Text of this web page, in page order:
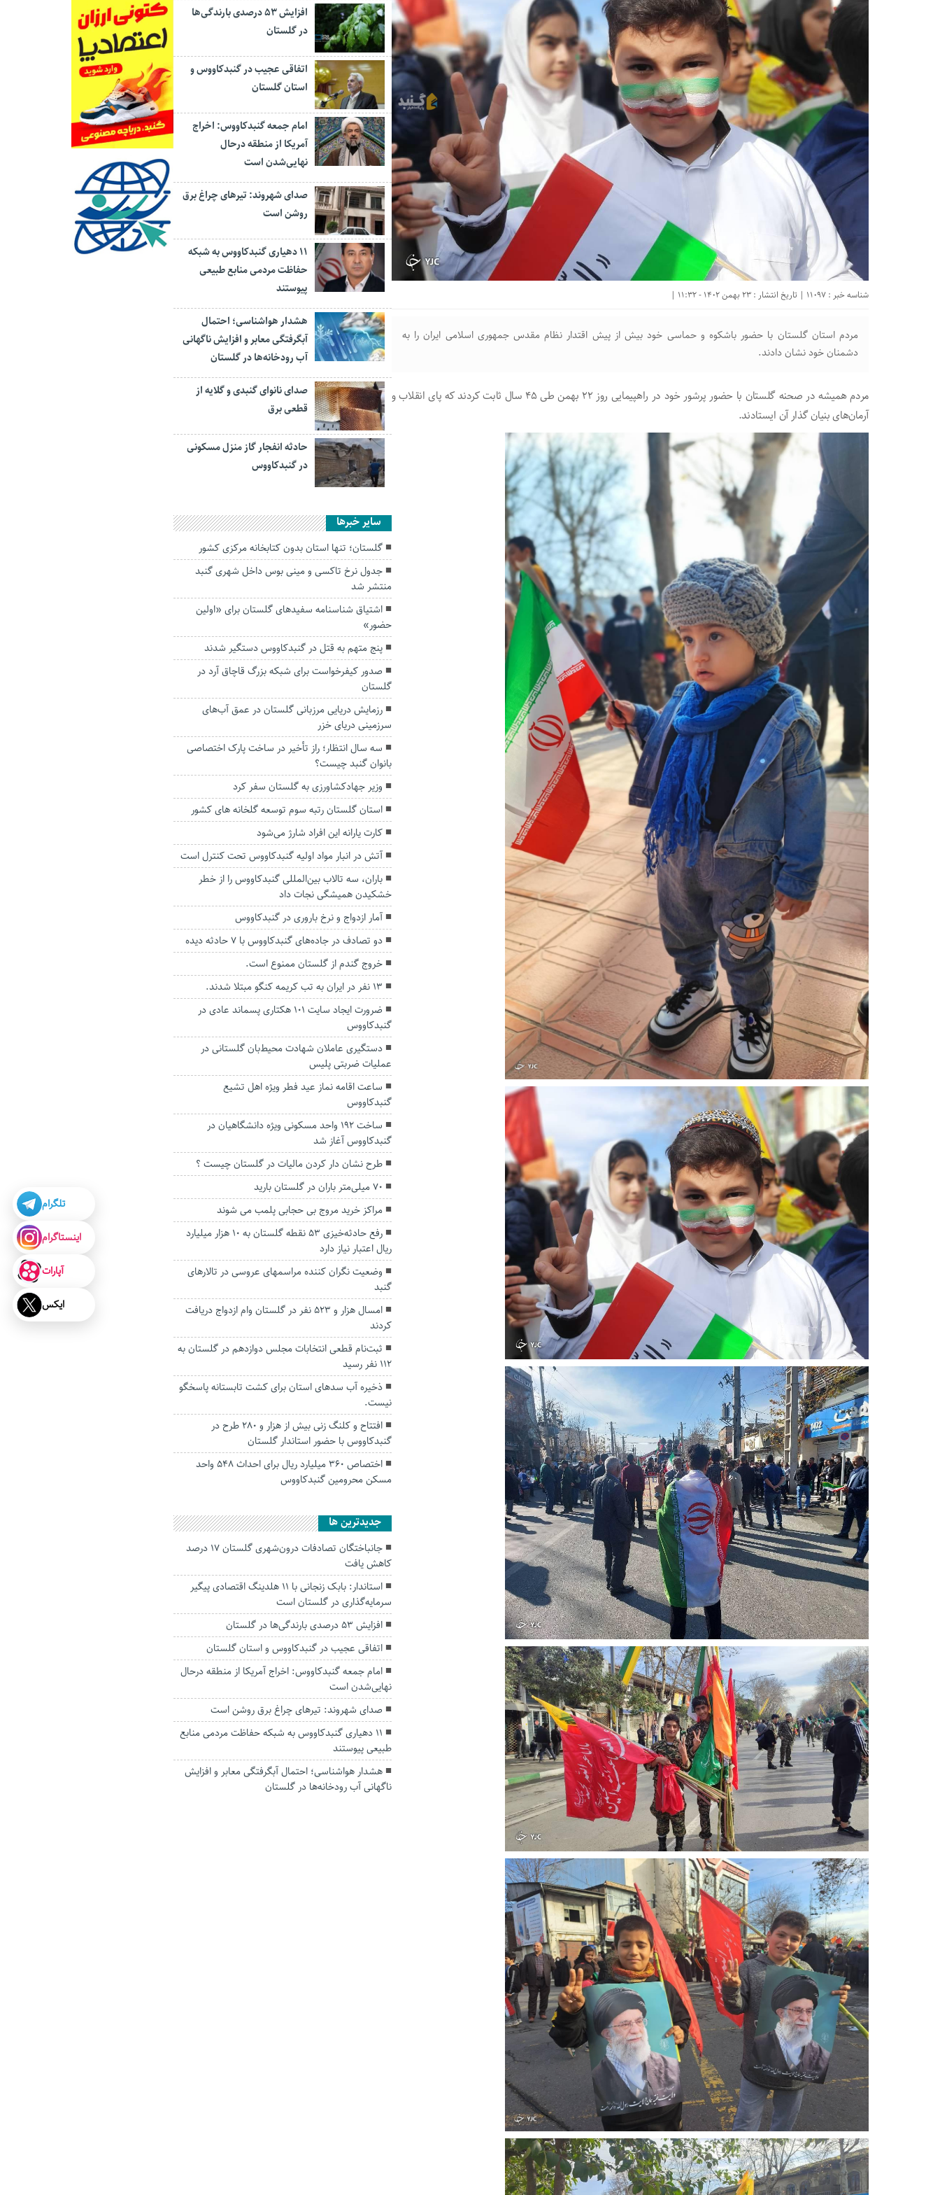
شناسه خبر : 11097 | تاریخ انتشار : 23 بهمن 1402 - 11:32 |
مردم استان گلستان با حضور باشکوه و حماسی خود بیش از پیش اقتدار نظام مقدس جمهوری اسلامی ایران را به
دشمنان خود نشان دادند.
مردم همیشه در صحنه گلستان با حضور پرشور خود در راهپیمایی روز ۲۲ بهمن طی ۴۵ سال ثابت کردند که پای انقلاب و
آرمان‌های بنیان گذار آن ایستادند.
افزایش ۵۳ درصدی بارندگی‌ها
در گلستان
اتفاقی عجیب در‌ گنبدکاووس و
استان گلستان
امام جمعه گنبدکاووس: اخراج
آمریکا از منطقه درحال
نهایی‌شدن است
صدای شهروند: تیرهای چراغ برق
روشن است
۱۱ دهیاری گنبدکاووس به شبکه
حفاظت مردمی منابع طبیعی
پیوستند
هشدار هواشناسی؛ احتمال
آبگرفتگی معابر و افزایش ناگهانی
آب رودخانه‌ها در گلستان
صدای نانوای گنبدی و گلایه از
قطعی برق
حادثه انفجار گاز منزل مسکونی
در گنبدکاووس
سایر خبرها
گلستان؛ تنها استان بدون کتابخانه مرکزی کشور
جدول نرخ تاکسی و مینی بوس داخل شهری گنبد
منتشر شد
اشتیاق شناسنامه سفیدهای گلستان برای «اولین
حضور»
پنج متهم به قتل در گنبدکاووس دستگیر شدند
صدور کیفرخواست برای شبکه بزرگ قاچاق آرد در
گلستان
رزمایش دریایی مرزبانی گلستان در عمق آب‌های
سرزمینی دریای خزر
سه سال انتظار؛ راز تأخیر در ساخت پارک اختصاصی
بانوان گنبد چیست؟
وزیر جهادکشاورزی به گلستان سفر کرد
استان گلستان رتبه سوم توسعه گلخانه های کشور
کارت یارانه این افراد شارژ می‌شود
آتش در انبار مواد اولیه گنبدكاووس تحت کنترل است
باران، سه تالاب بین‌المللی گنبدکاووس را از خطر
خشکیدن همیشگی نجات داد
آمار ازدواج و نرخ باروری در گنبدکاووس
دو تصادف در جاده‌های گنبدکاووس با ۷ حادثه دیده
خروج گندم از گلستان ممنوع است.
۱۳ نفر در ایران به تب کریمه کنگو مبتلا شدند.
ضرورت ایجاد سایت ۱۰۱ هکتاری پسماند عادی در
گنبدکاووس
دستگیری عاملان شهادت محیط‌بان گلستانی در
عملیات ضربتی پلیس
ساعت اقامه‌ نماز‌ عید فطر ویژه اهل تشیع
گنبدکاووس
ساخت ۱۹۲ واحد مسکونی ویژه دانشگاهیان در
گنبدکاووس آغاز شد
طرح نشان دار کردن مالیات در گلستان چیست ؟
۷۰ میلی‌متر باران در گلستان بارید
مراکز خرید مروج بی حجابی پلمب می شوند
رفع حادثه‌خیزی ۵۳ نقطه گلستان به ۱۰ هزار میلیارد
ریال اعتبار نیاز دارد
وضعیت نگران کننده مراسمهای عروسی در تالارهای
گنبد
امسال هزار و ۵۲۳ نفر در گلستان وام ازدواج دریافت
کردند
ثبت‌نام قطعی انتخابات مجلس دوازدهم در گلستان به
۱۱۲ نفر رسید
ذخیره آب سدهای استان برای کشت تابستانه پاسخگو
نیست.
افتتاح و کلنگ زنی بیش از هزار و ۲۸۰ طرح در
گنبدکاووس با حضور استاندار گلستان
اختصاص 360 میلیارد ریال برای احداث 548 واحد
مسکن محرومین گنبدکاووس
جديدترين ها
جانباختگان تصادفات درون‌شهری گلستان ۱۷ درصد
کاهش یافت
استاندار: بابک زنجانی با ۱۱ هلدینگ اقتصادی پیگیر
سرمایه‌گذاری در گلستان است
افزایش ۵۳ درصدی بارندگی‌ها در گلستان
اتفاقی عجیب در‌ گنبدکاووس و استان گلستان
امام جمعه گنبدکاووس: اخراج آمریکا از منطقه درحال
نهایی‌شدن است
صدای شهروند: تیرهای چراغ برق روشن است
۱۱ دهیاری گنبدکاووس به شبکه حفاظت مردمی منابع
طبیعی پیوستند
هشدار هواشناسی؛ احتمال آبگرفتگی معابر و افزایش
ناگهانی آب رودخانه‌ها در گلستان
تلگرام
اینستاگرام
آپارات
ایکس